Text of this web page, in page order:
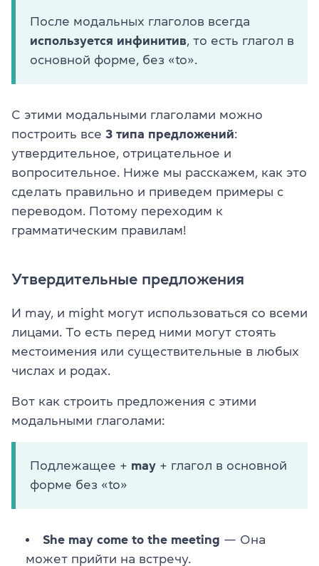
После модальных глаголов всегда
используется инфинитив, то есть глагол в
основной форме, без «to».
С этими модальными глаголами можно
построить все 3 типа предложений:
утвердительное, отрицательное и
вопросительное. Ниже мы расскажем, как это
сделать правильно и приведем примеры с
переводом. Потому переходим к
грамматическим правилам!
Утвердительные предложения
И may, и might могут использоваться со всеми
лицами. То есть перед ними могут стоять
местоимения или существительные в любых
числах и родах.
Вот как строить предложения с этими
модальными глаголами:
Подлежащее + may + глагол в основной
форме без «to»
She may come to the meeting — Она
может прийти на встречу.